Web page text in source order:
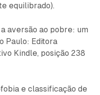
equilibrado).
aversão ao pobre: um
Paulo: Editora
Kindle, posição 238
e classificação de